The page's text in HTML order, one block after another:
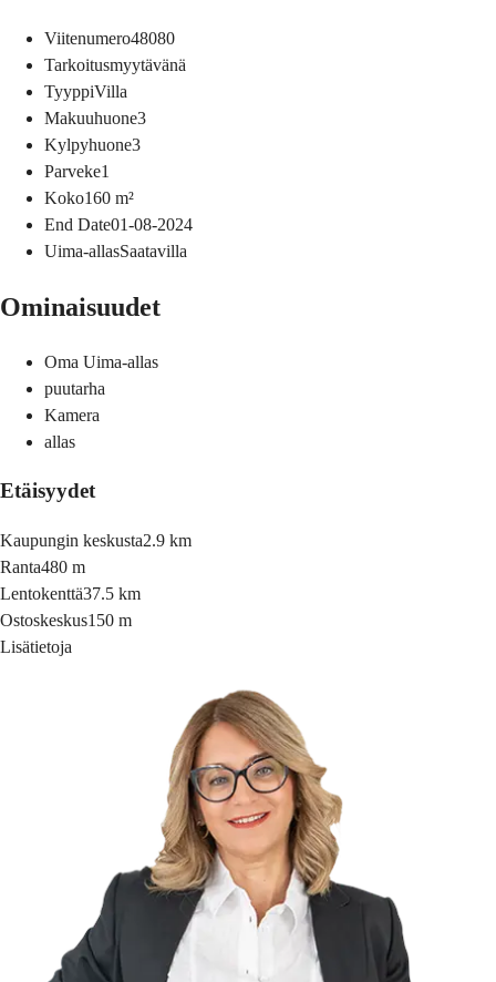
Viitenumero48080
Tarkoitusmyytävänä
TyyppiVilla
Makuuhuone3
Kylpyhuone3
Parveke1
Koko160 m²
End Date01-08-2024
Uima-allasSaatavilla
Ominaisuudet
Oma Uima-allas
puutarha
Kamera
allas
Etäisyydet
Kaupungin keskusta2.9 km
Ranta480 m
Lentokenttä37.5 km
Ostoskeskus150 m
Lisätietoja